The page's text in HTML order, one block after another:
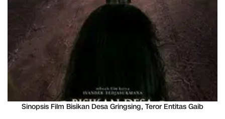
Sinopsis Film Bisikan Desa Gringsing, Teror Entitas Gaib